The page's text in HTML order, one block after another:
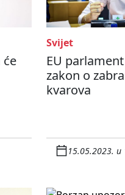
će
Svijet
EU
zakon o
kvarova
15.05.2023. u